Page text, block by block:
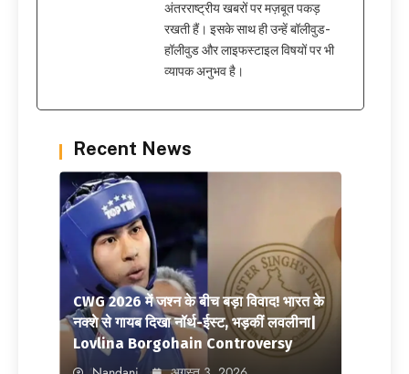
अंतरराष्ट्रीय खबरों पर मज़बूत पकड़
रखती हैं। इसके साथ ही उन्हें बॉलीवुड-
हॉलीवुड और लाइफस्टाइल विषयों पर भी
व्यापक अनुभव है।
Recent News
CWG 2026 में जश्न के बीच बड़ा विवाद! भारत के
नक्शे से गायब दिखा नॉर्थ-ईस्ट, भड़कीं लवलीना|
Lovlina Borgohain Controversy